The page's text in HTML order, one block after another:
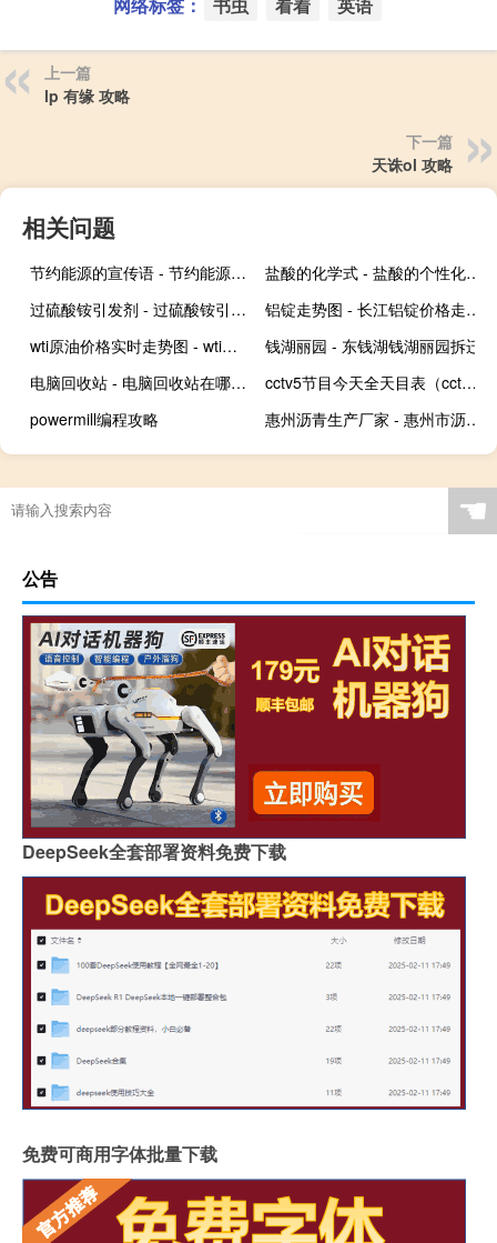
网络标签： 书虫 看着 英语
上一篇
lp 有缘 攻略
下一篇
天诛ol 攻略
相关问题
节约能源的宣传语 - 节约能源的宣传标语富有文采
盐酸的化学式 - 盐酸的个性化学方程式
过硫酸铵引发剂 - 过硫酸铵引发剂机理
铝锭走势图 - 长江铝锭价格走势图
wti原油价格实时走势图 - wti原油价格走势图日k线
钱湖丽园 - 东钱湖钱湖丽园拆迁
电脑回收站 - 电脑回收站在哪个文件夹里
cctv5节目今天全天目表（cctv5节目）
powermill编程攻略
惠州沥青生产厂家 - 惠州市沥青混凝土搅拌站
☚
公告
DeepSeek全套部署资料免费下载
免费可商用字体批量下载